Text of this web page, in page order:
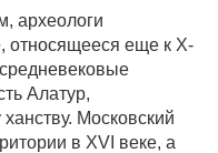
археологи
относящееся еще к Х-
Алатур,
Московский
в XVI веке, а